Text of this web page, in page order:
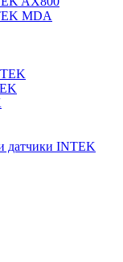
MDA
датчики INTEK